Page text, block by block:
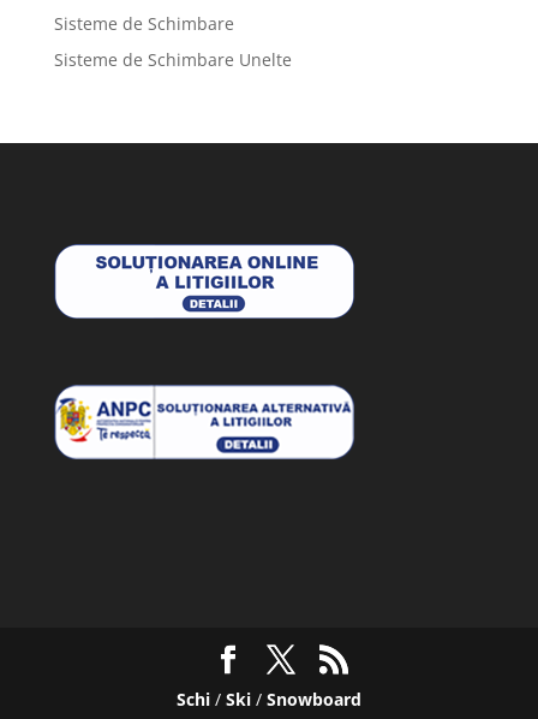
Sisteme de Schimbare
Sisteme de Schimbare Unelte
Schi/ Ski/ Snowboard